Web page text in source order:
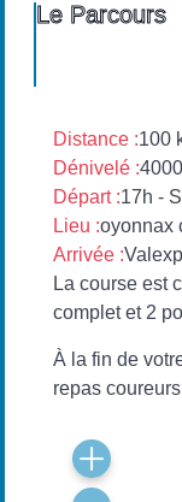
Le Parcours
Distance :100
Dénivelé :
Départ :17h -
Lieu :oyonnax
Arrivée :
La course est
complet et 2
À la fin de
repas